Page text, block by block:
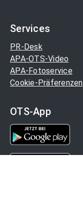
Services
PR-Desk
APA-OTS-Video
APA-Fotoservice
Cookie-Präferenzen
OTS-App